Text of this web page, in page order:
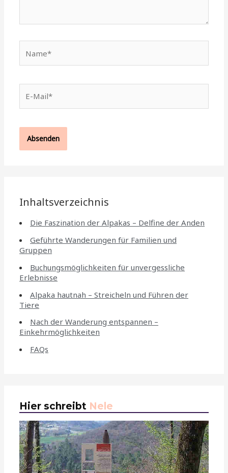
Mail*
Inhaltsverzeichnis
Die Faszination der Alpakas – Delfine der Anden
Geführte Wanderungen für Familien und
Gruppen
Buchungsmöglichkeiten für unvergessliche
Erlebnisse
Alpaka hautnah – Streicheln und Führen der
Tiere
Nach der Wanderung entspannen –
Einkehrmöglichkeiten
FAQs
Hier schreibt Nele